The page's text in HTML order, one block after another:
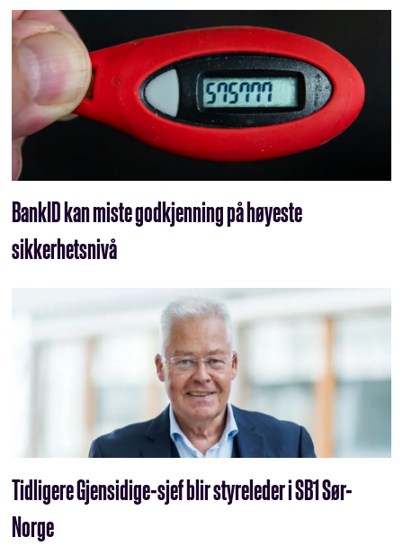
BankID kan miste godkjenning på høyeste
sikkerhetsnivå
Tidligere Gjensidige-sjef blir styreleder i SB1 Sør-
Norge